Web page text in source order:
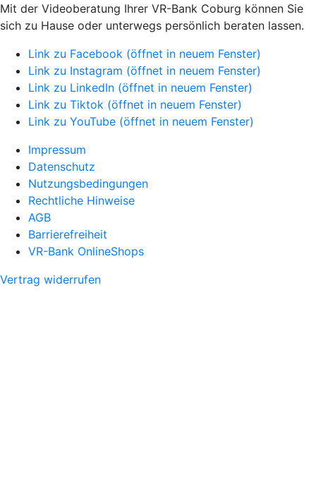
Mit der Videoberatung Ihrer VR-Bank Coburg können Sie
sich zu Hause oder unterwegs persönlich beraten lassen.
Link zu Facebook (öffnet in neuem Fenster)
Link zu Instagram (öffnet in neuem Fenster)
Link zu LinkedIn (öffnet in neuem Fenster)
Link zu Tiktok (öffnet in neuem Fenster)
Link zu YouTube (öffnet in neuem Fenster)
Impressum
Datenschutz
Nutzungsbedingungen
Rechtliche Hinweise
AGB
Barrierefreiheit
VR-Bank OnlineShops
Vertrag widerrufen